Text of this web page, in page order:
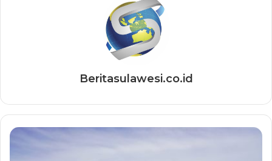
Beritasulawesi.co.id